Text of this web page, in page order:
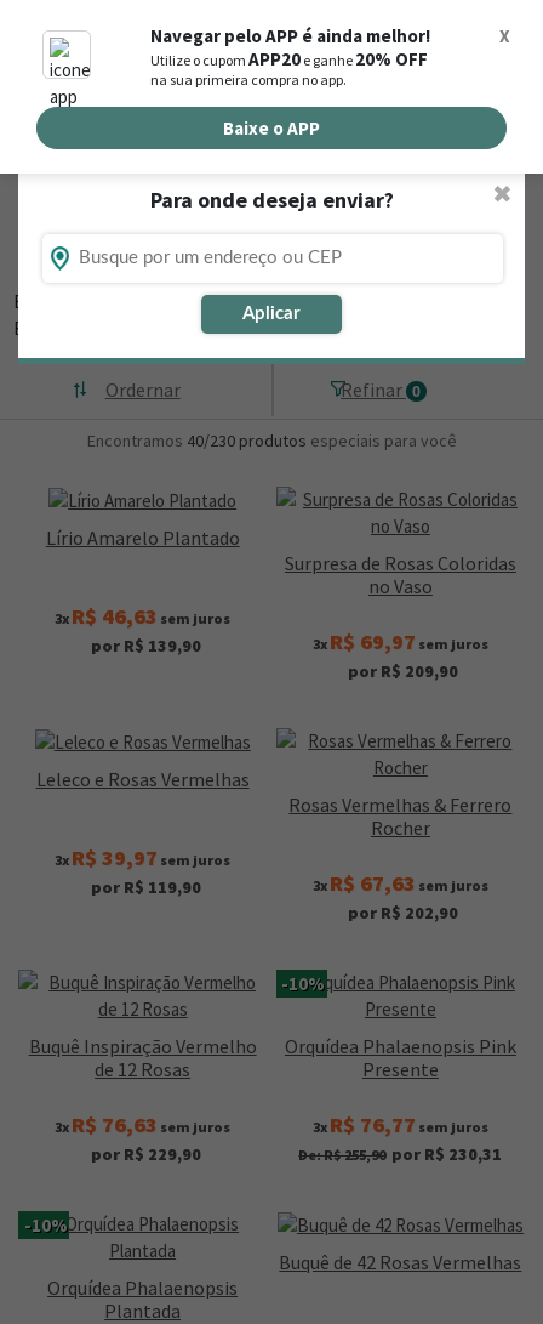
Navegar pelo APP é ainda melhor!
Utilize o cupomAPP20 e ganhe 20% OFF
na sua primeira compra no app.
X
Baixe o APP
Busca de produtos
Buscar por endereço de entrega
Para onde deseja enviar?
Aplicar
✖
Flores, Cestas e Presentes em
Pitangueiras - PR
Está procurando loja de presente online em Pitangueiras - PR?
Então, navegue na Nova
Refinar 0
Ordernar
Encontramos 40/230 produtos especiais para você
Lírio Amarelo Plantado
3x R$ 46,63 sem juros
por R$ 139,90
Surpresa de Rosas Coloridas
no Vaso
3x R$ 69,97 sem juros
por R$ 209,90
Leleco e Rosas Vermelhas
3x R$ 39,97 sem juros
por R$ 119,90
Rosas Vermelhas & Ferrero
Rocher
3x R$ 67,63 sem juros
por R$ 202,90
Buquê Inspiração Vermelho
de 12 Rosas
3x R$ 76,63 sem juros
por R$ 229,90
-10%
Orquídea Phalaenopsis Pink
Presente
3x R$ 76,77 sem juros
De: R$ 255,90 por R$ 230,31
-10%
Orquídea Phalaenopsis
Plantada
Buquê de 42 Rosas Vermelhas